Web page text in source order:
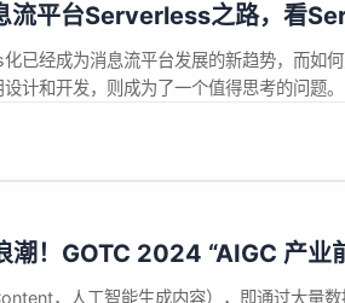
流平台Serverless之路，看
已经成为消息流平台发展的新趋势，而如
计和开发，则成为了一个值得思考的问题
平台Serverless之路，看Serverless标准演
潮！GOTC 2024 “AIGC 产业
，人工智能生成内容），即通过大量